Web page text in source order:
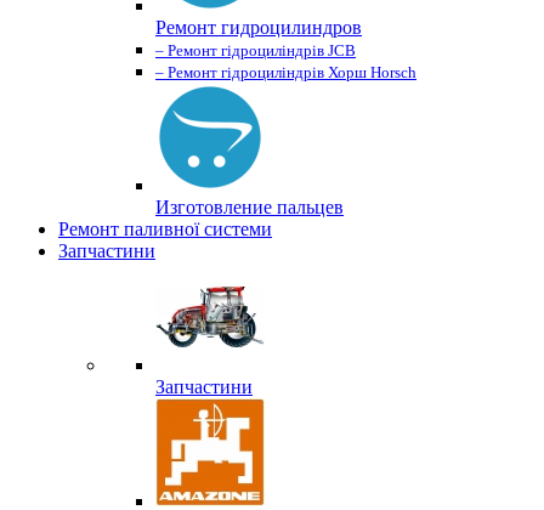
Ремонт гидроцилиндров
– Ремонт гідроциліндрів JCB
– Ремонт гідроциліндрів Хорш Horsch
Изготовление пальцев
Ремонт паливної системи
Запчастини
Запчастини